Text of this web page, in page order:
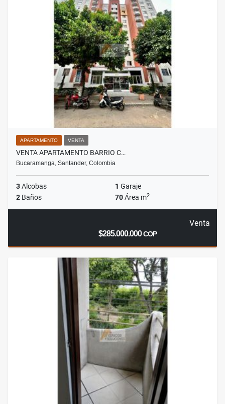
APARTAMENTO VENTA
VENTA APARTAMENTO BARRIO C…
Bucaramanga, Santander, Colombia
3Alcobas 1 Garaje
2 Baños 70Área m2
Venta
$285.000.000COP